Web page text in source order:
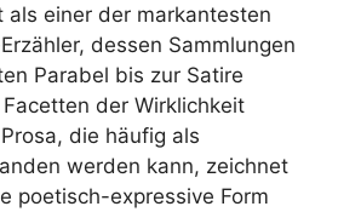
als einer der markantesten
dessen Sammlungen
Parabel bis zur Satire
der Wirklichkeit
die häufig als
werden kann, zeichnet
poetisch-expressive Form